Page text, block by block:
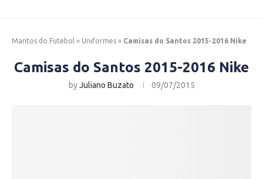
Mantos do Futebol » Uniformes » Camisas do Santos 2015-2016 Nike
Camisas do Santos 2015-2016 Nike
byJuliano Buzato 09/07/2015